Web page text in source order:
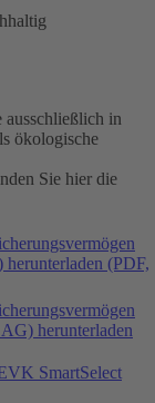
in
ökologische
Sie hier die
(PDF,
herunterladen
SmartSelect